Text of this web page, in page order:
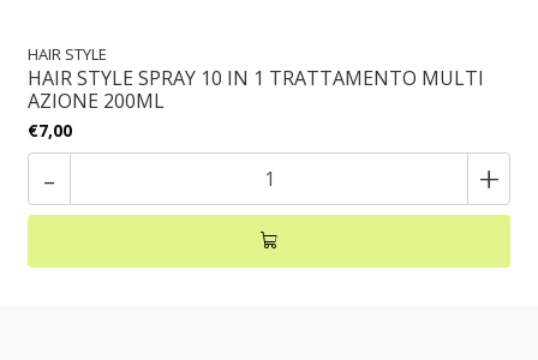
HAIR STYLE
HAIR STYLE SPRAY 10 IN 1 TRATTAMENTO MULTI
AZIONE 200ML
€7,00
- +